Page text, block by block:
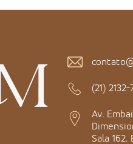
(21)
Av.
Sala